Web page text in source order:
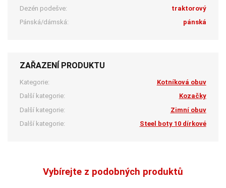
Dezén podešve:
traktorový
Pánská/dámská:
pánská
ZAŘAZENÍ PRODUKTU
Kategorie:
Kotníková obuv
Další kategorie:
Kozačky
Další kategorie:
Zimní obuv
Další kategorie:
Steel boty 10 dírkové
Vybírejte z podobných produktů